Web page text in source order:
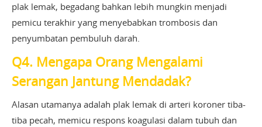
plak lemak, begadang bahkan lebih mungkin menjadi
pemicu terakhir yang menyebabkan trombosis dan
penyumbatan pembuluh darah.
Q4. Mengapa Orang Mengalami
Serangan Jantung Mendadak?
Alasan utamanya adalah plak lemak di arteri koroner tiba-
tiba pecah, memicu respons koagulasi dalam tubuh dan